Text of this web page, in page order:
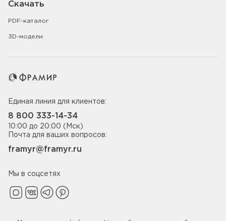
Скачать
PDF-каталог
3D-модели
Единая линия для клиентов:
8 800 333-14-34
10:00 до 20:00 (Мск)
Почта для ваших вопросов:
framyr@framyr.ru
Мы в соцсетях